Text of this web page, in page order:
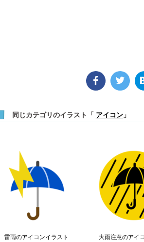
同じカテゴリのイラスト「 アイコン」
雷雨のアイコンイラスト
大雨注意のアイ